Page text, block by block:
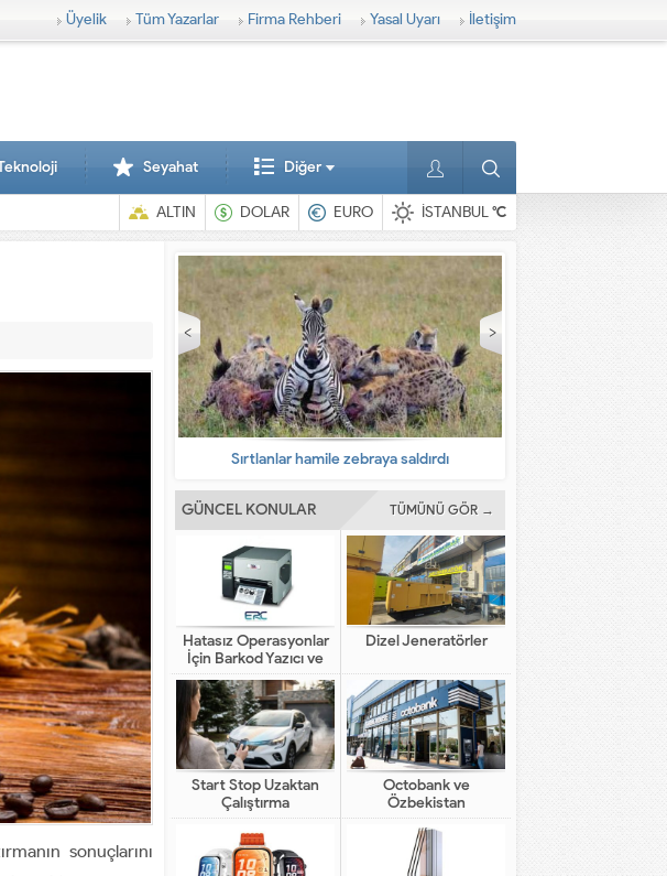
Üyelik Tüm Yazarlar Firma Rehberi Yasal Uyarı İletişim
Seyahat Diğer
ALTIN DOLAR EURO İSTANBUL°C
sonuçlarını
Sırtlanlar hamile zebraya saldırdı
GÜNCEL KONULAR TÜMÜNÜ GÖR →
Hatasız Operasyonlar
İçin Barkod Yazıcı ve
Otomasyon Sistemleri
Dizel Jeneratörler
Start Stop Uzaktan
Çalıştırma
Octobank ve
Özbekistan
Bankalarının Dijital
Finansal Altyapının
Gelişimindeki Yeni Rolü